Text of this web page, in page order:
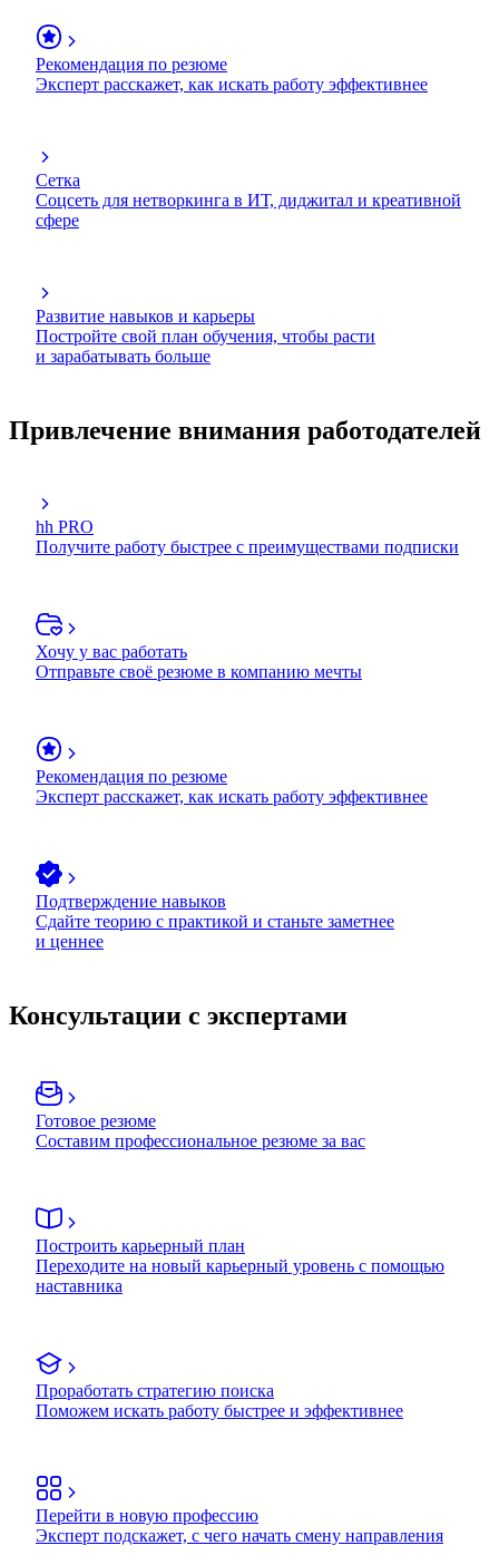
Рекомендация по резюме
Эксперт расскажет, как искать работу эффективнее
Сетка
Соцсеть для нетворкинга в ИТ, диджитал и креативной
сфере
Развитие навыков и карьеры
Постройте свой план обучения, чтобы расти
и зарабатывать больше
Привлечение внимания работодателей
hh PRO
Получите работу быстрее с преимуществами подписки
Хочу у вас работать
Отправьте своё резюме в компанию мечты
Рекомендация по резюме
Эксперт расскажет, как искать работу эффективнее
Подтверждение навыков
Сдайте теорию с практикой и станьте заметнее
и ценнее
Консультации с экспертами
Готовое резюме
Составим профессиональное резюме за вас
Построить карьерный план
Переходите на новый карьерный уровень с помощью
наставника
Проработать стратегию поиска
Поможем искать работу быстрее и эффективнее
Перейти в новую профессию
Эксперт подскажет, с чего начать смену направления